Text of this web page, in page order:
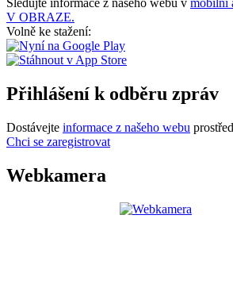
Sledujte informace z našeho webu v mobilní
V OBRAZE.
Volně ke stažení:
Přihlášení k odběru zpráv
Dostávejte informace z našeho webu
Chci se zaregistrovat
Webkamera